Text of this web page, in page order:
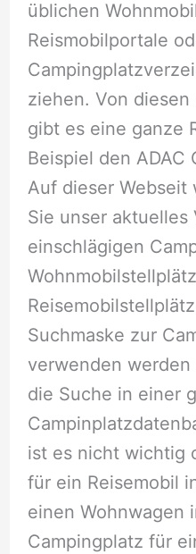
üblichen
Reismobilportale
ziehen. Von
gibt es eine ganze
Beispiel den ADAC
Auf dieser
Sie unser aktuelles
einschlägigen
Suchmaske zur
verwenden
die Suche in einer
ist es nicht wichtig
für ein Reisemobil
einen Wohnwagen
Campingplatz für